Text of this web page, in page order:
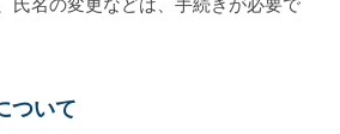
ついて